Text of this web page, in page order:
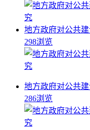
地方政府对公共
298浏览
地方政府对公共
286浏览